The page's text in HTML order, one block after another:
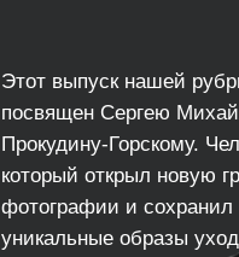
Этот выпуск нашей
посвящен Сергею
Прокудину-Горскому.
который открыл новую
фотографии и сохранил
уникальные образы